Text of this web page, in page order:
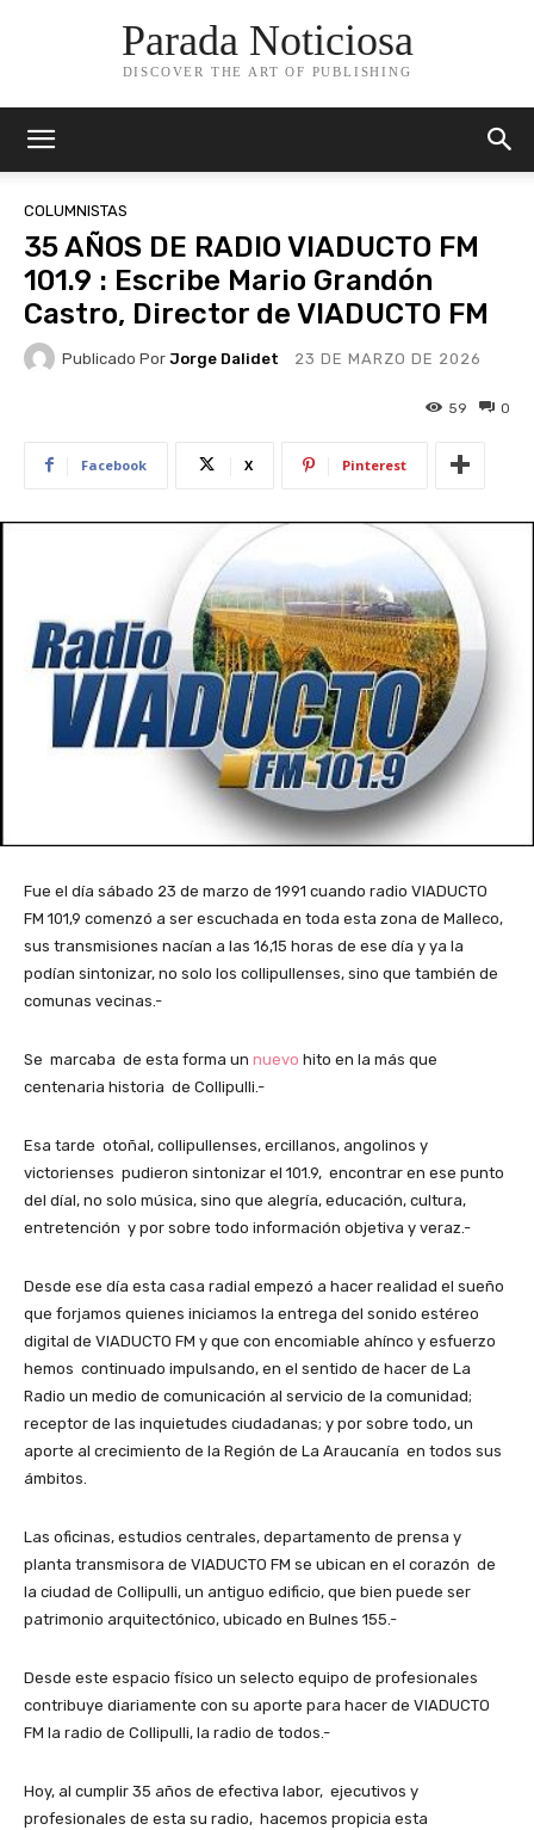
Parada Noticiosa
DISCOVER THE ART OF PUBLISHING
COLUMNISTAS
35 AÑOS DE RADIO VIADUCTO FM
101.9 : Escribe Mario Grandón
Castro, Director de VIADUCTO FM
Publicado Por Jorge Dalidet 23 DE MARZO DE 2026
0
59
Facebook X Pinterest
Fue el día sábado 23 de marzo de 1991 cuando radio VIADUCTO
FM 101,9 comenzó a ser escuchada en toda esta zona de Malleco,
sus transmisiones nacían a las 16,15 horas de ese día y ya la
podían sintonizar, no solo los collipullenses, sino que también de
comunas vecinas.-
Se marcaba de esta forma un nuevo hito en la más que
centenaria historia de Collipulli.-
Esa tarde otoñal, collipullenses, ercillanos, angolinos y
victorienses pudieron sintonizar el 101.9, encontrar en ese punto
del díal, no solo música, sino que alegría, educación, cultura,
entretención y por sobre todo información objetiva y veraz.-
Desde ese día esta casa radial empezó a hacer realidad el sueño
que forjamos quienes iniciamos la entrega del sonido estéreo
digital de VIADUCTO FM y que con encomiable ahínco y esfuerzo
hemos continuado impulsando, en el sentido de hacer de La
Radio un medio de comunicación al servicio de la comunidad;
receptor de las inquietudes ciudadanas; y por sobre todo, un
aporte al crecimiento de la Región de La Araucanía en todos sus
ámbitos.
Las oficinas, estudios centrales, departamento de prensa y
planta transmisora de VIADUCTO FM se ubican en el corazón de
la ciudad de Collipulli, un antiguo edificio, que bien puede ser
patrimonio arquitectónico, ubicado en Bulnes 155.-
Desde este espacio físico un selecto equipo de profesionales
contribuye diariamente con su aporte para hacer de VIADUCTO
FM la radio de Collipulli, la radio de todos.-
Hoy, al cumplir 35 años de efectiva labor, ejecutivos y
profesionales de esta su radio, hacemos propicia esta